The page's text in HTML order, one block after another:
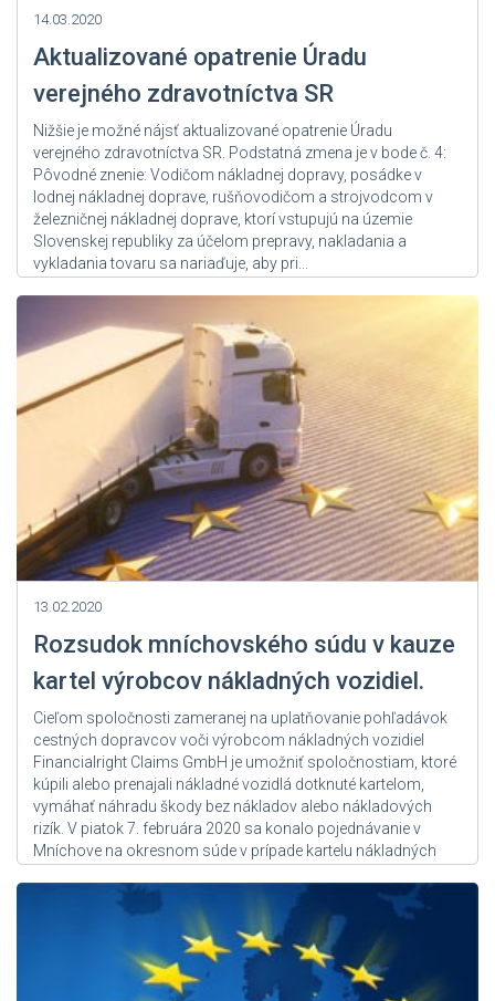
14.03.2020
Aktualizované opatrenie Úradu
verejného zdravotníctva SR
Nižšie je možné nájsť aktualizované opatrenie Úradu
verejného zdravotníctva SR. Podstatná zmena je v bode č. 4:
Pôvodné znenie: Vodičom nákladnej dopravy, posádke v
lodnej nákladnej doprave, rušňovodičom a strojvodcom v
železničnej nákladnej doprave, ktorí vstupujú na územie
Slovenskej republiky za účelom prepravy, nakladania a
vykladania tovaru sa nariaďuje, aby pri...
13.02.2020
Rozsudok mníchovského súdu v kauze
kartel výrobcov nákladných vozidiel.
Cieľom spoločnosti zameranej na uplatňovanie pohľadávok
cestných dopravcov voči výrobcom nákladných vozidiel
Financialright Claims GmbH je umožniť spoločnostiam, ktoré
kúpili alebo prenajali nákladné vozidlá dotknuté kartelom,
vymáhať náhradu škody bez nákladov alebo nákladových
rizík. V piatok 7. februára 2020 sa konalo pojednávanie v
Mníchove na okresnom súde v prípade kartelu nákladných
Zdroj: User Admin